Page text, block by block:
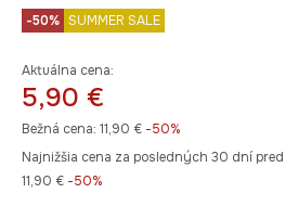
-50% SUMMER SALE
Aktuálna cena:
5,90 €
Bežná cena: 11,90 € -50%
Najnižšia cena za posledných 30 dní
11,90 € -50%